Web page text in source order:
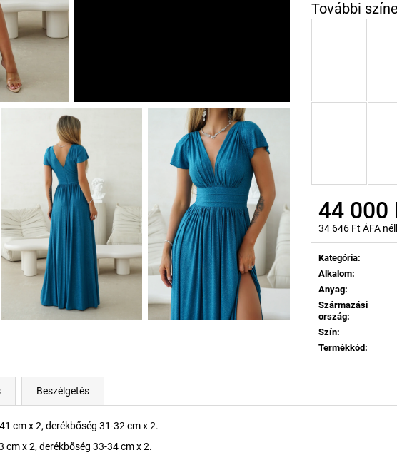
44 000
34 646 Ft ÁFA
Egységár:
Kategória:
Alkalom:
Anyag:
Származási
ország:
Szín:
Termékkód:
Beszélgetés
cm x 2, derékbőség 31-32 cm x 2.
cm x 2, derékbőség 33-34 cm x 2.